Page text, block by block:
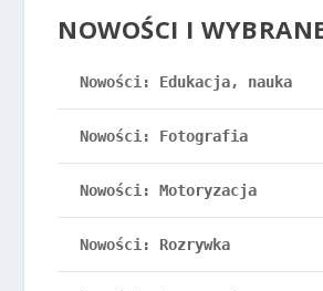
NOWOŚCI I
Nowości: Edukacja, nauka
Nowości: Fotografia
Nowości: Motoryzacja
Nowości: Rozrywka